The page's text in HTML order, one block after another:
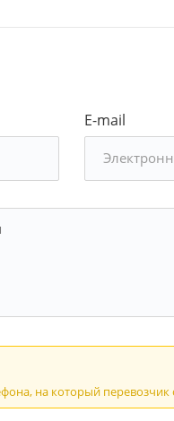
E-mail
на который перевозчик